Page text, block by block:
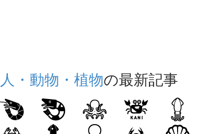
人・動物・植物の最新記事